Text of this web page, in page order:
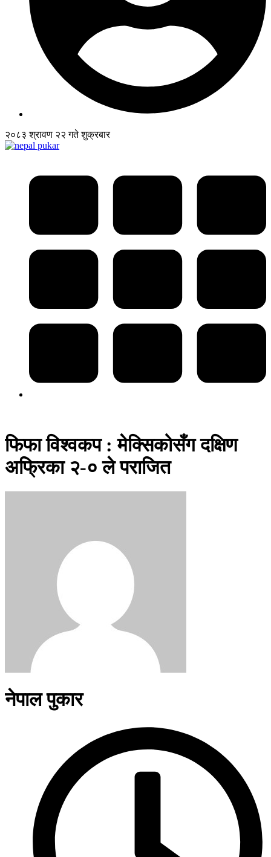
२०८३ श्रावण २२ गते शुक्रबार
फिफा विश्वकप : मेक्सिकोसँग दक्षिण
अफ्रिका २-० ले पराजित
नेपाल पुकार